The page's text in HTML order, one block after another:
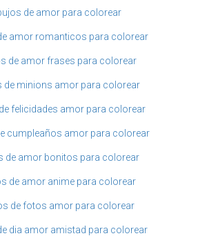
de amor para colorear
amor romanticos para colorear
de amor frases para colorear
de minions amor para colorear
felicidades amor para colorear
cumpleaños amor para colorear
de amor bonitos para colorear
de amor anime para colorear
de fotos amor para colorear
dia amor amistad para colorear